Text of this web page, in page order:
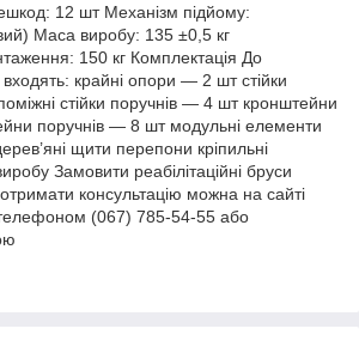
12 шт Механізм підйому:
Маса виробу: 135 ±0,5 кг
150 кг Комплектація До
крайні опори — 2 шт стійки
стійки поручнів — 4 шт кронштейни
поручнів — 8 шт модульні елементи
щити перепони кріпильні
Замовити реабілітаційні бруси
консультацію можна на сайті
(067) 785-54-55 або